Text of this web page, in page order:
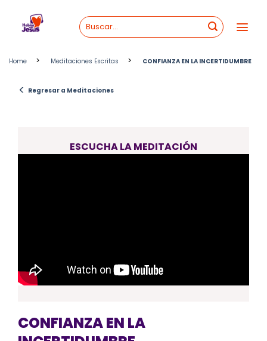
content
Home > Meditaciones Escritas > CONFIANZA EN LA INCERTIDUMBRE
< Regresar a Meditaciones
ESCUCHA LA MEDITACIÓN
CONFIANZA EN LA